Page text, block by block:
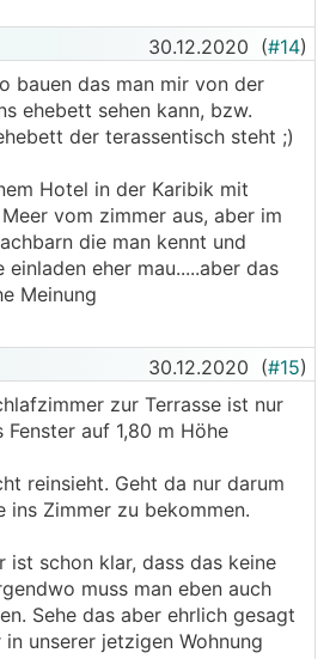
30.12.2020 (#14)
bauen das man mir von der
ehebett sehen kann, bzw.
der terassentisch steht ;)
Hotel in der Karibik mit
vom zimmer aus, aber im
die man kennt und
einladen eher mau.....aber das
Meinung
30.12.2020 (#15)
zur Terrasse ist nur
Fenster auf 1,80 m Höhe
reinsieht. Geht da nur darum
ins Zimmer zu bekommen.
ist schon klar, dass das keine
muss man eben auch
Sehe das aber ehrlich gesagt
unserer jetzigen Wohnung